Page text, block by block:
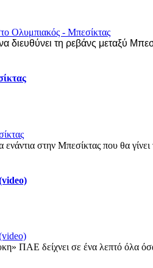
διευθύνει τη ρεβάνς μεταξύ
στην Μπεσίκτας που θα
ΠΑΕ δείχνει σε ένα λεπτό όλα